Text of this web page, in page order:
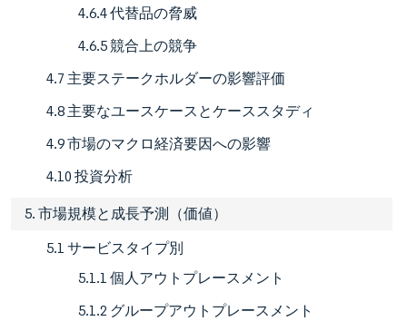
4.6.4 代替品の脅威
4.6.5 競合上の競争
4.7 主要ステークホルダーの影響評価
4.8 主要なユースケースとケーススタディ
4.9 市場のマクロ経済要因への影響
4.10 投資分析
5. 市場規模と成長予測（価値）
5.1 サービスタイプ別
5.1.1 個人アウトプレースメント
5.1.2 グループアウトプレースメント